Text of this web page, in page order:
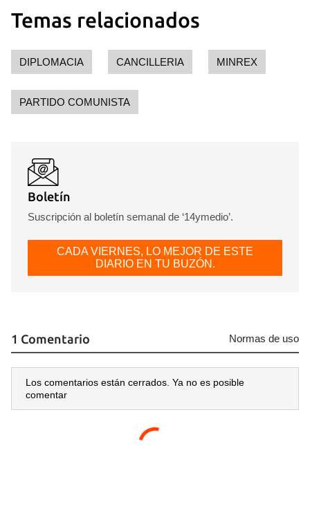
Temas relacionados
DIPLOMACIA CANCILLERIA MINREX
PARTIDO COMUNISTA
Boletín
Suscripción al boletín semanal de ‘14ymedio’.
CADA VIERNES, LO MEJOR DE ESTE
DIARIO EN TU BUZÓN.
1 Comentario Normas de uso
Los comentarios están cerrados. Ya no es posible
comentar